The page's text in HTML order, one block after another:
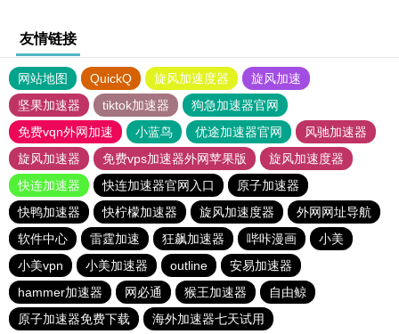
友情链接
网站地图 QuickQ 旋风加速度器
旋风加速
坚果加速器
tiktok加速器
狗急加速器官网
免费vqn外网加速
小蓝鸟 优途加速器官网
风驰加速器
旋风加速器
免费vps加速器外网苹果版
旋风加速度器
快连加速器
快连加速器官网入口
原子加速器
快鸭加速器
快柠檬加速器 旋风加速度器
外网网址导航
软件中心
雷霆加速 狂飙加速器 哔咔漫画
小美
小美vpn
小美加速器 outline
安易加速器
hammer加速器
网必通 猴王加速器
自由鲸
原子加速器免费下载
海外加速器七天试用